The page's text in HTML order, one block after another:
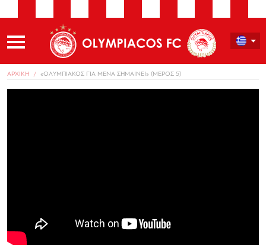
ΑΡΧΙΚΗ «ΟΛΥΜΠΙΑΚΟΣ ΓΙΑ ΜΕΝΑ ΣΗΜΑΙΝΕΙ» (ΜΕΡΟΣ 5)